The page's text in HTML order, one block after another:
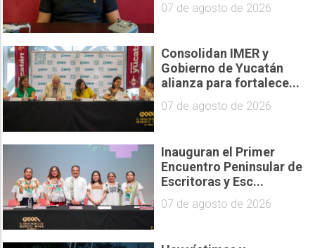
07 de agosto de 2026
Consolidan IMER y
Gobierno de Yucatán
alianza para fortalece...
07 de agosto de 2026
Inauguran el Primer
Encuentro Peninsular de
Escritoras y Esc...
07 de agosto de 2026